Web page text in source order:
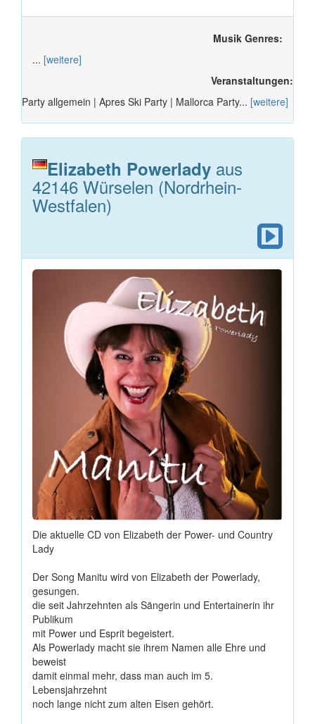
Musik Genres:
... [weitere]
Veranstaltungen:
Party allgemein | Apres Ski Party | Mallorca Party... [weitere]
Elizabeth Powerlady aus
42146 Würselen (Nordrhein-
Westfalen)
Die aktuelle CD von Elizabeth der Power- und Country
Lady
Der Song Manitu wird von Elizabeth der Powerlady,
gesungen.
die seit Jahrzehnten als Sängerin und Entertainerin ihr
Publikum
mit Power und Esprit begeistert.
Als Powerlady macht sie ihrem Namen alle Ehre und
beweist
damit einmal mehr, dass man auch im 5.
Lebensjahrzehnt
noch lange nicht zum alten Eisen gehört.